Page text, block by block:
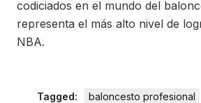
codiciados en el mundo del
representa el más alto nivel de
NBA.
Tagged: baloncesto profesional